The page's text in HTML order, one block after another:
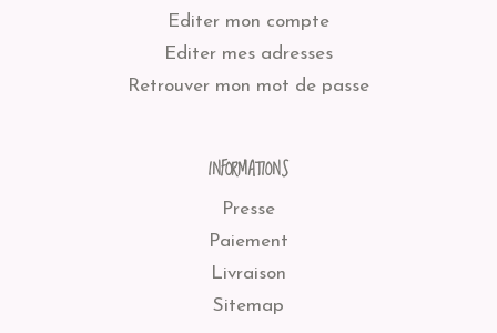
Editer mon compte
Editer mes adresses
Retrouver mon mot de passe
INFORMATIONS
Presse
Paiement
Livraison
Sitemap